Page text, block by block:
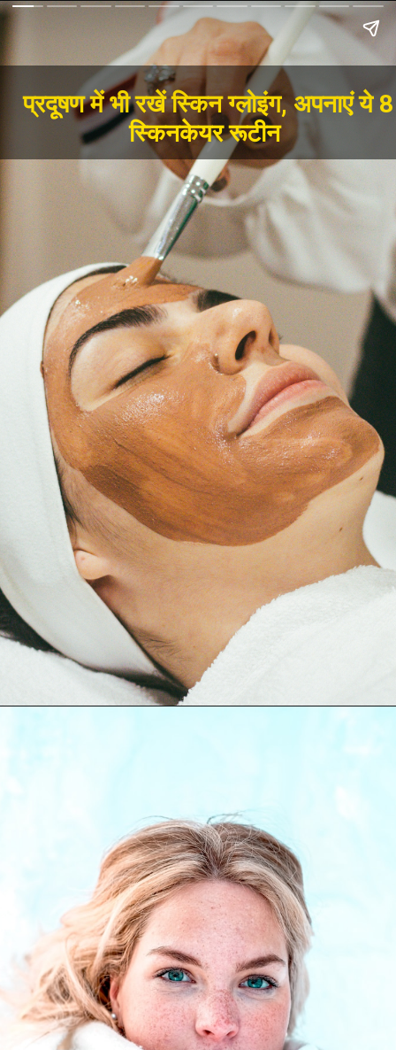
प्रदूषण में भी रखें स्किन ग्लोइंग, अपनाएं ये 8
स्किनकेयर रूटीन